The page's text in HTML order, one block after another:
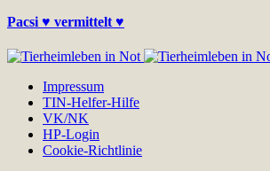
Pacsi ♥ vermittelt ♥
Impressum
TIN-Helfer-Hilfe
VK/NK
HP-Login
Cookie-Richtlinie